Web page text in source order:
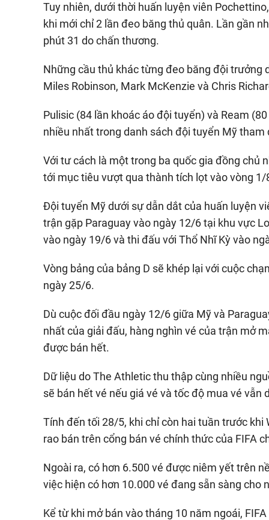
Tuy nhiên, dưới thời huấn luyện viên
khi mới chỉ 2 lần đeo băng thủ quân. Lần gần
phút 31 do chấn thương.
Những cầu thủ khác từng đeo băng đội trưởng
Miles Robinson, Mark McKenzie và Chris
Pulisic (84 lần khoác áo đội tuyển) và Ream
nhiều nhất trong danh sách đội tuyển Mỹ tham
Với tư cách là một trong ba quốc gia đồng chủ
tới mục tiêu vượt qua thành tích lọt vào vòng 1/
Đội tuyển Mỹ dưới sự dẫn dắt của huấn luyện
trận gặp Paraguay vào ngày 12/6 tại khu vực
vào ngày 19/6 và thi đấu với Thổ Nhĩ Kỳ vào
Vòng bảng của bảng D sẽ khép lại với cuộc
ngày 25/6.
Dù cuộc đối đầu ngày 12/6 giữa Mỹ và
nhất của giải đấu, hàng nghìn vé của trận mở
được bán hết.
Dữ liệu do The Athletic thu thập cùng nhiều
sẽ bán hết vé nếu giá vé và tốc độ mua vé vẫn
Tính đến tối 28/5, khi chỉ còn hai tuần trước
rao bán trên cổng bán vé chính thức của FIFA
Ngoài ra, có hơn 6.500 vé được niêm yết trên
việc hiện có hơn 10.000 vé đang sẵn sàng cho
Kể từ khi mở bán vào tháng 10 năm ngoái,